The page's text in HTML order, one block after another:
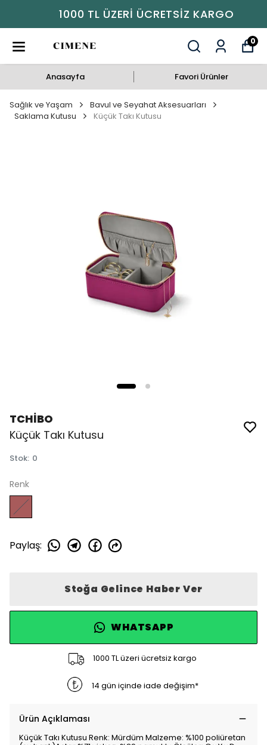
1000 TL ÜZERI ÜCRETSIZ KARGO
0
Anasayfa Favori Ürünler
Sağlık ve Yaşam
Bavul ve Seyahat Aksesuarları
Saklama Kutusu
Küçük Takı Kutusu
TCHİBO
Küçük Takı Kutusu
Stok: 0
Renk
Paylaş:
Stoğa Gelince Haber Ver
WHATSAPP
1000 TL üzeri ücretsiz kargo
14 gün içinde iade değişim*
Ürün Açıklaması
Küçük Takı Kutusu Renk: Mürdüm Malzeme: %100 poliüretan